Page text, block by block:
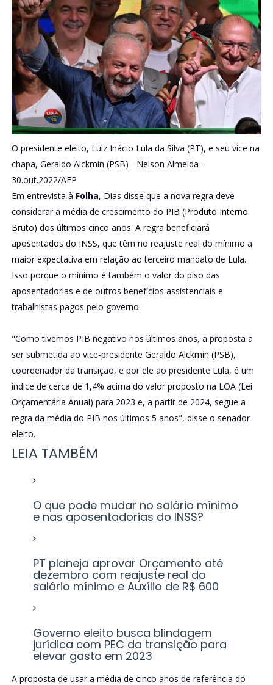
O presidente eleito, Luiz Inácio Lula da Silva (PT), e seu vice na
chapa, Geraldo Alckmin (PSB) - Nelson Almeida -
30.out.2022/AFP
Em entrevista à Folha, Dias disse que a nova regra deve
considerar a média de crescimento do PIB (Produto Interno
Bruto) dos últimos cinco anos. A regra beneficiará
aposentados do INSS, que têm no reajuste real do mínimo a
maior expectativa em relação ao terceiro mandato de Lula.
Isso porque o mínimo é também o valor do piso das
aposentadorias e de outros benefícios assistenciais e
trabalhistas pagos pelo governo.
"Como tivemos PIB negativo nos últimos anos, a proposta a
ser submetida ao vice-presidente Geraldo Alckmin (PSB),
coordenador da transição, e por ele ao presidente Lula, é um
índice de cerca de 1,4% acima do valor proposto na LOA (Lei
Orçamentária Anual) para 2023 e, a partir de 2024, segue a
regra da média do PIB nos últimos 5 anos", disse o senador
eleito.
LEIA TAMBÉM
O que pode mudar no salário mínimo
e nas aposentadorias do INSS?
PT planeja aprovar Orçamento até
dezembro com reajuste real do
salário mínimo e Auxílio de R$ 600
Governo eleito busca blindagem
jurídica com PEC da transição para
elevar gasto em 2023
A proposta de usar a média de cinco anos de referência do